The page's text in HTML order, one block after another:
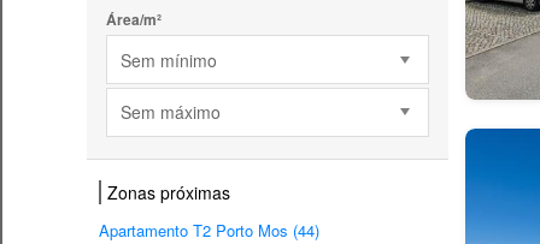
Área/m²
Sem mínimo
Sem máximo
Zonas próximas
Apartamento T2 Porto Mos (44)